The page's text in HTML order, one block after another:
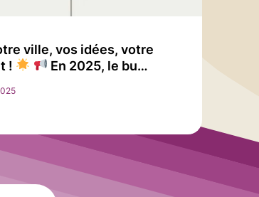
ville, vos idées, votre
!
En 2025, le bu…